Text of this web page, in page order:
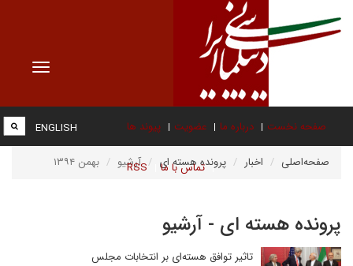
Toggle
صفحه نخست درباره ما عضویت پیوند ها
تماس با ما RSS
ENGLISH
صفحه‌اصلی اخبار پرونده هسته ای آرشیو بهمن ۱۳۹۴
پرونده هسته ای - آرشیو
تاثیر توافق هسته‌ای بر انتخابات مجلس